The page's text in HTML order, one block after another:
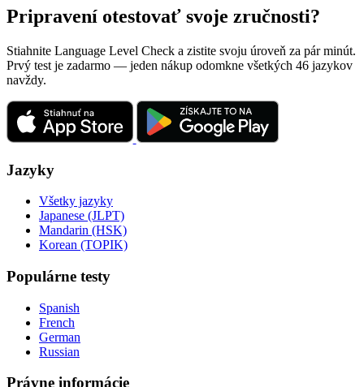
Pripravení otestovať svoje zručnosti?
Stiahnite Language Level Check a zistite svoju úroveň za pár minút.
Prvý test je zadarmo — jeden nákup odomkne všetkých 46 jazykov
navždy.
Jazyky
Všetky jazyky
Japanese (JLPT)
Mandarin (HSK)
Korean (TOPIK)
Populárne testy
Spanish
French
German
Russian
Právne informácie